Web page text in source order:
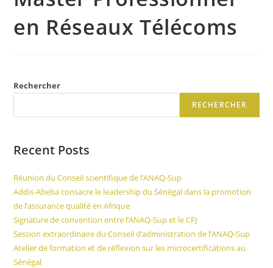
en Réseaux Télécoms
Rechercher
RECHERCHER
Recent Posts
Réunion du Conseil scientifique de l’ANAQ-Sup
Addis-Abeba consacre le leadership du Sénégal dans la promotion
de l’assurance qualité en Afrique
Signature de convention entre l’ANAQ-Sup et le CFJ
Session extraordinaire du Conseil d’administration de l’ANAQ-Sup
Atelier de formation et de réflexion sur les microcertifications au
Sénégal